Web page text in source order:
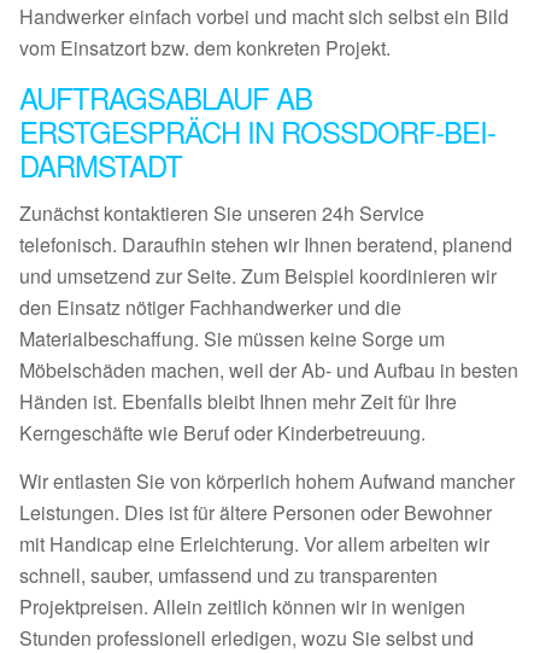
Handwerker einfach vorbei und macht sich selbst ein Bild
vom Einsatzort bzw. dem konkreten Projekt.
AUFTRAGSABLAUF AB
ERSTGESPRÄCH IN ROSSDORF-BEI-
DARMSTADT
Zunächst kontaktieren Sie unseren 24h Service
telefonisch. Daraufhin stehen wir Ihnen beratend, planend
und umsetzend zur Seite. Zum Beispiel koordinieren wir
den Einsatz nötiger Fachhandwerker und die
Materialbeschaffung. Sie müssen keine Sorge um
Möbelschäden machen, weil der Ab- und Aufbau in besten
Händen ist. Ebenfalls bleibt Ihnen mehr Zeit für Ihre
Kerngeschäfte wie Beruf oder Kinderbetreuung.
Wir entlasten Sie von körperlich hohem Aufwand mancher
Leistungen. Dies ist für ältere Personen oder Bewohner
mit Handicap eine Erleichterung. Vor allem arbeiten wir
schnell, sauber, umfassend und zu transparenten
Projektpreisen. Allein zeitlich können wir in wenigen
Stunden professionell erledigen, wozu Sie selbst und